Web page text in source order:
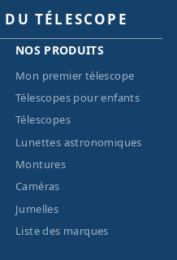
TÉLESCOPE
NOS PRODUITS
Mon premier télescope
Télescopes pour enfants
Télescopes
Lunettes astronomiques
Montures
Caméras
Jumelles
Liste des marques